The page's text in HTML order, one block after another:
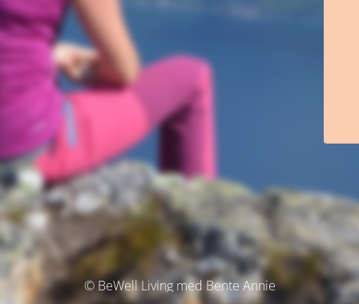
© BeWell Living med Bente Annie